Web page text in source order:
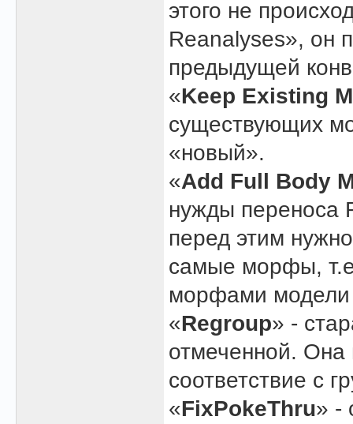
этого не
Reanalyses», он
предыдущей
«Keep Existing
существующих
«новый».
«Add Full Body
нужды переноса
перед этим
самые морфы,
морфами модели
«Regroup» -
отмеченной. Она
соответствие с
«FixPokeThru» -